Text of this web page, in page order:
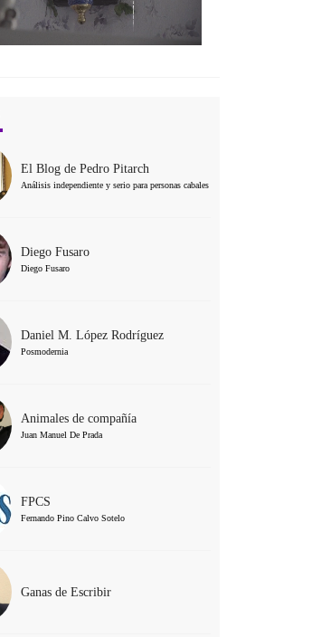
El Blog de Pedro Pitarch
Análisis independiente y serio para personas cabales
Diego Fusaro
Diego Fusaro
Daniel M. López Rodríguez
Posmodernia
Animales de compañía
Juan Manuel De Prada
FPCS
Fernando Pino Calvo Sotelo
Ganas de Escribir